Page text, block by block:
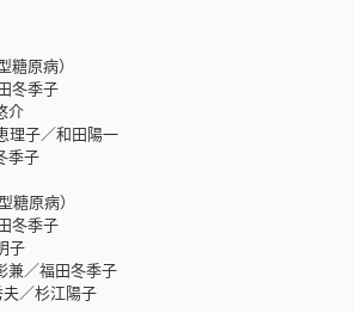
原病）
冬季子
介
子／和田陽一
子
原病）
冬季子
子
／福田冬季子
／杉江陽子